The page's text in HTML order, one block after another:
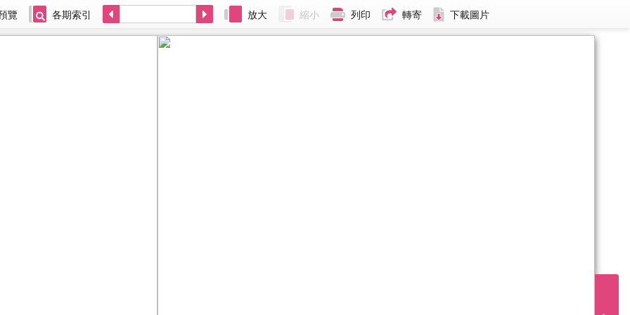
覽 各期索引 放大 縮小 列印 轉寄 下載圖片